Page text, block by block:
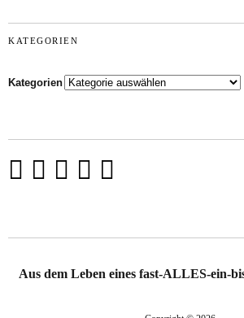
KATEGORIEN
Kategorien
Aus dem Leben eines fast-ALLES-ein-